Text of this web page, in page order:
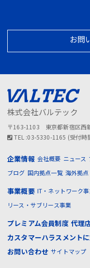
お問
株式会社バルテック
〒163-1103 東京都新宿区西
TEL :03-5330-1165 (受付
企業情報 会社概要 ニュース
ブログ 国内拠点一覧 海外拠点
事業概要 IT・ネットワーク
リース・サブリース事業
プレミアム会員制度 代理
カスタマーハラスメント
お問い合わせ サイトマップ